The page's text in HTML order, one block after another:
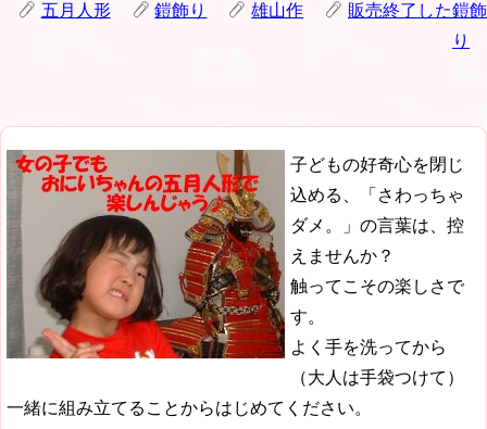
五月人形 鎧飾り 雄山作
販売終了した鎧飾
り
子どもの好奇心を閉じ
込める、「さわっちゃ
ダメ。」の言葉は、控
えませんか？
触ってこその楽しさで
す。
よく手を洗ってから
（大人は手袋つけて）
一緒に組み立てることからはじめてください。